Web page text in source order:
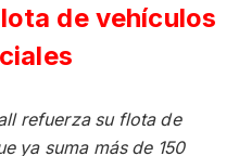
de vehículos
refuerza su flota de
ya suma más de 150